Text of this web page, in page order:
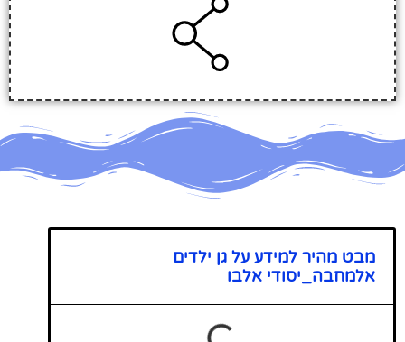
מבט מהיר למידע על גן ילדים
אלמחבה_יסודי אלבו